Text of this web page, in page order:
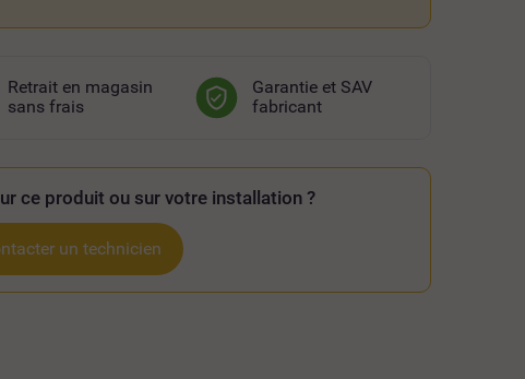
Retrait en magasin
sans frais
Garantie et SAV
fabricant
ce produit ou sur votre installation ?
un technicien